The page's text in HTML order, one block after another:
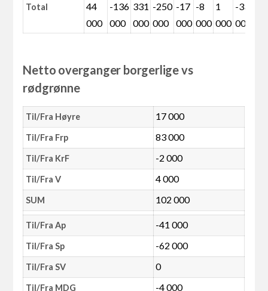
Total
44
000
-136
000
331
000
-250
000
-17
000
-8
000
1
000
-33
000
Netto overganger borgerlige vs
rødgrønne
Til/Fra Høyre 17 000
Til/Fra Frp 83 000
Til/Fra KrF -2 000
Til/Fra V 4 000
SUM 102 000
Til/Fra Ap -41 000
Til/Fra Sp -62 000
Til/Fra SV 0
Til/Fra MDG -4 000